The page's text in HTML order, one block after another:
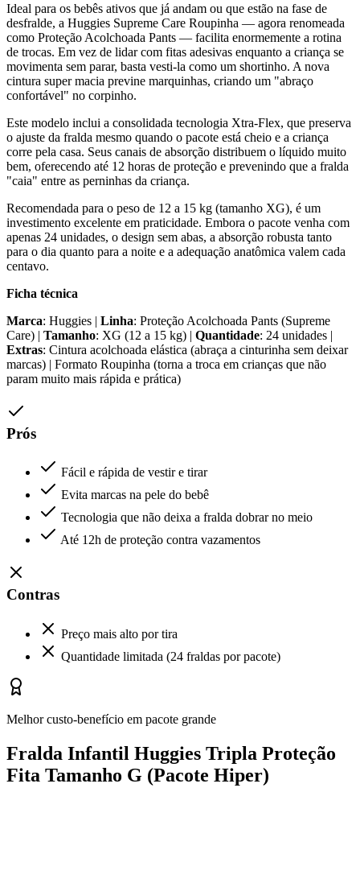
Ideal para os bebês ativos que já andam ou que estão na fase de
desfralde, a Huggies Supreme Care Roupinha — agora renomeada
como Proteção Acolchoada Pants — facilita enormemente a rotina
de trocas. Em vez de lidar com fitas adesivas enquanto a criança se
movimenta sem parar, basta vesti-la como um shortinho. A nova
cintura super macia previne marquinhas, criando um "abraço
confortável" no corpinho.
Este modelo inclui a consolidada tecnologia Xtra-Flex, que preserva
o ajuste da fralda mesmo quando o pacote está cheio e a criança
corre pela casa. Seus canais de absorção distribuem o líquido muito
bem, oferecendo até 12 horas de proteção e prevenindo que a fralda
"caia" entre as perninhas da criança.
Recomendada para o peso de 12 a 15 kg (tamanho XG), é um
investimento excelente em praticidade. Embora o pacote venha com
apenas 24 unidades, o design sem abas, a absorção robusta tanto
para o dia quanto para a noite e a adequação anatômica valem cada
centavo.
Ficha técnica
Marca: Huggies | Linha: Proteção Acolchoada Pants (Supreme
Care) | Tamanho: XG (12 a 15 kg) | Quantidade: 24 unidades |
Extras: Cintura acolchoada elástica (abraça a cinturinha sem deixar
marcas) | Formato Roupinha (torna a troca em crianças que não
param muito mais rápida e prática)
Prós
Fácil e rápida de vestir e tirar
Evita marcas na pele do bebê
Tecnologia que não deixa a fralda dobrar no meio
Até 12h de proteção contra vazamentos
Contras
Preço mais alto por tira
Quantidade limitada (24 fraldas por pacote)
Melhor custo-benefício em pacote grande
Fralda Infantil Huggies Tripla Proteção
Fita Tamanho G (Pacote Hiper)